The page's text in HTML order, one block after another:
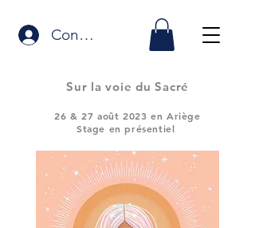
Connexion
Sur la voie du Sacré
26 & 27 août 2023 en Ariège
Stage en présentiel